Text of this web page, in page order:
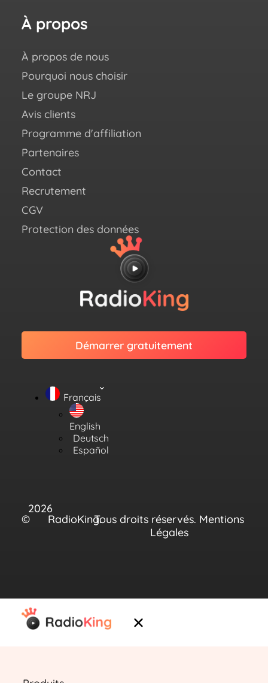
À propos
À propos de nous
Pourquoi nous choisir
Le groupe NRJ
Avis clients
Programme d'affiliation
Partenaires
Contact
Recrutement
CGV
Protection des données
Démarrer gratuitement
Français
English
Deutsch
Español
©
2026
RadioKing.Tous droits réservés. Mentions
Légales